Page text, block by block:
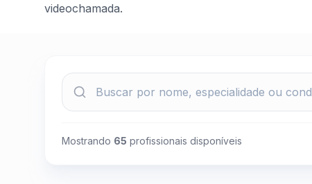
videochamada.
Mostrando 65 profissionais disponíveis